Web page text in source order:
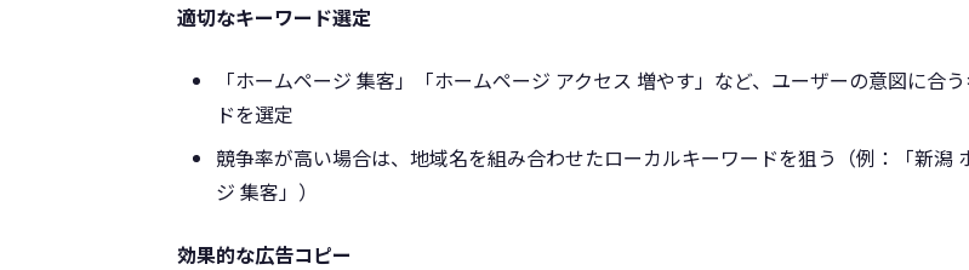
適切なキーワード選定
「ホームページ 集客」「ホームページ アクセス 増やす」など、ユーザーの意図に合
ドを選定
競争率が高い場合は、地域名を組み合わせたローカルキーワードを狙う（例：「新潟
ジ 集客」）
効果的な広告コピー